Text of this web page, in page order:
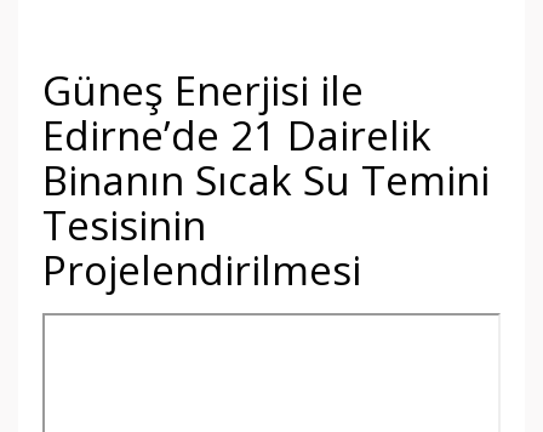
Güneş Enerjisi ile
Edirne’de 21 Dairelik
Binanın Sıcak Su Temini
Tesisinin
Projelendirilmesi